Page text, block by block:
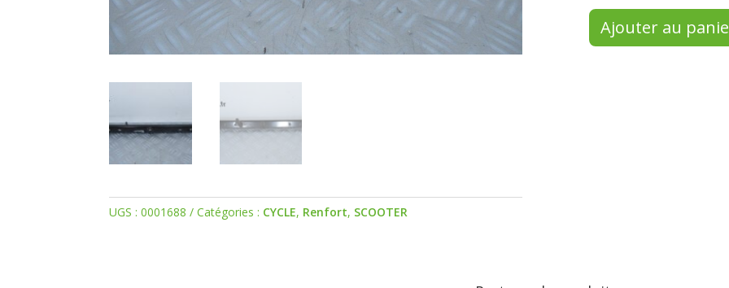
UGS :0001688 Catégories : CYCLE, Renfort, SCOOTER
Ajouter au